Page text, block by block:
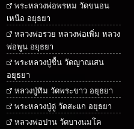
พระหลวงพ่อพรหม วัดขนอน
เหนือ อยุธยา
หลวงพ่อรวย หลวงพ่อเพิ่ม หลวง
พ่อพูน อยุธยา
พระหลวงปู่ชื้น วัดญาณเสน
อยุธยา
หลวงปู่ทิม วัดพระขาว อยุธยา
พระหลวงปู่ดู่ วัดสะแก อยุธยา
หลวงพ่อปาน วัดบางนมโค